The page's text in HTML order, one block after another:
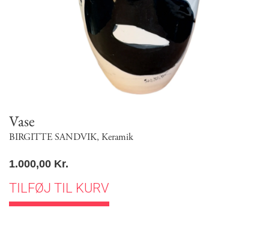
Vase
BIRGITTE SANDVIK, Keramik
1.000,00 Kr.
TILFØJ TIL KURV